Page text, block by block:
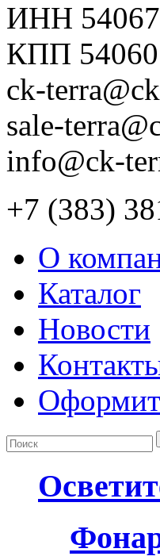
ИНН
КПП
ck-
sale-
info@ck-
+7 (383)
О
Каталог
Новости